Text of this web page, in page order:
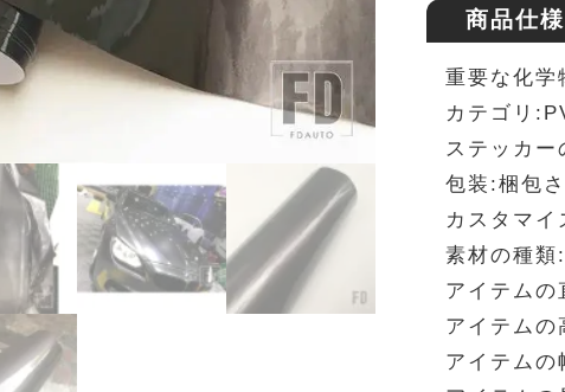
商品仕様
重要な化学
カテゴリ
ステッカ
包装:梱包
カスタマイ
素材の種類
アイテムの
アイテムの
アイテムの